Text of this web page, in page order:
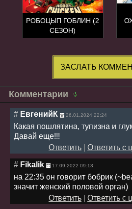
РОБОЦЫП ГОБЛИН (2
СЕЗОН)
ЗАСЛАТЬ
Комментарии
# ЕвгенийК 26.01.2024 22:24
Какая пошлятина, тупизна и
Давай еще!!!
Ответить
Ответить с
# Fikalik 17.09.2022 09:13
на 22:35 он говорит бобрик
значит женский половой орган)
Ответить
Ответить с